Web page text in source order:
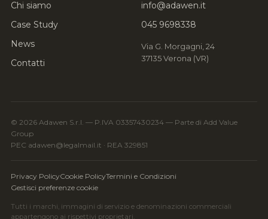
Chi siamo
Case Study
News
Contatti
info@adawen.it
045 9698338
Via G. Morgagni, 24
37135 Verona (VR)
© 2026 Adawen S.r.l. — P.IVA 03357430234 — Parte di Add Value
Group
PEC adawen@legalmail.it · REA 329851
Privacy PolicyCookie PolicyTermini e Condizioni
Gestisci preferenze cookie
Tutti i marchi, immagini di servizio e denominazioni commerciali
appartengono ai rispettivi proprietari.